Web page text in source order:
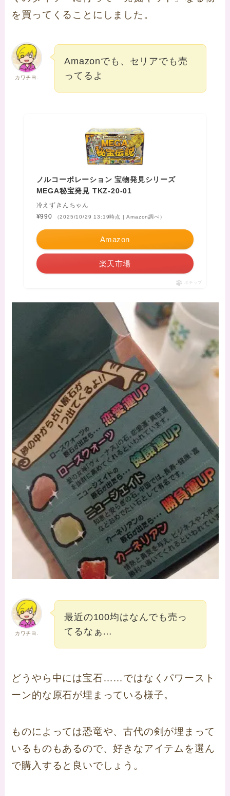
を買ってくることにしました。
カワチヨ.
Amazonでも、セリアでも売
ってるよ
ノルコーポレーション 宝物発見シリーズ
MEGA秘宝発見 TKZ-20-01
冷えずきんちゃん
¥990
（2025/10/29 13:19時点 | Amazon調べ）
Amazon
楽天市場
ポチップ
カワチヨ.
最近の100均はなんでも売っ
てるなぁ…
どうやら中には宝石……ではなくパワースト
ーン的な原石が埋まっている様子。
ものによっては恐竜や、古代の剣が埋まって
いるものもあるので、好きなアイテムを選ん
で購入すると良いでしょう。